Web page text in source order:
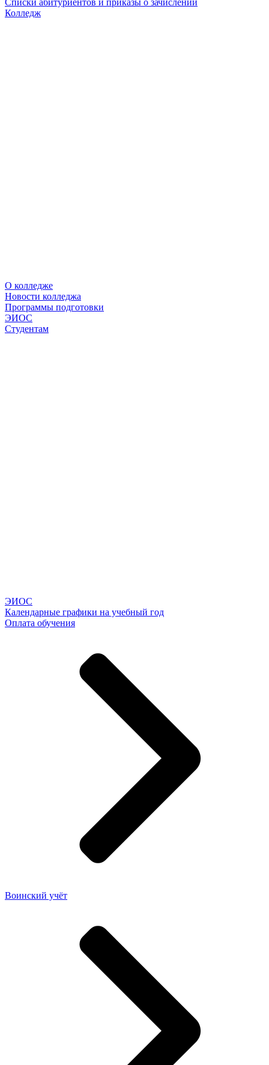
Списки абитуриентов и приказы о зачислении
Колледж
О колледже
Новости колледжа
Программы подготовки
ЭИОС
Студентам
ЭИОС
Календарные графики на учебный год
Оплата обучения
Воинский учёт